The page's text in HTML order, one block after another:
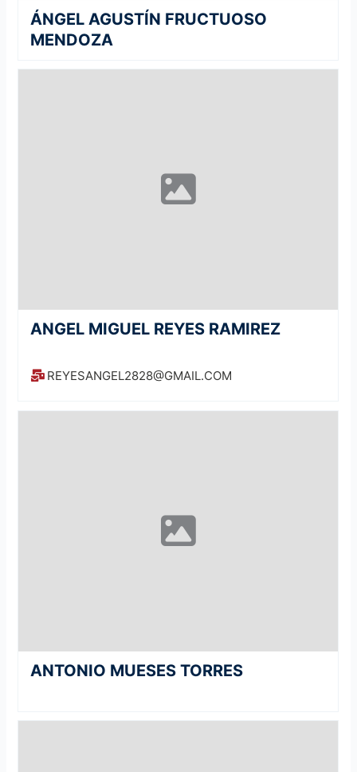
ÁNGEL AGUSTÍN FRUCTUOSO
MENDOZA
ANGEL MIGUEL REYES RAMIREZ
REYESANGEL2828@GMAIL.COM
ANTONIO MUESES TORRES